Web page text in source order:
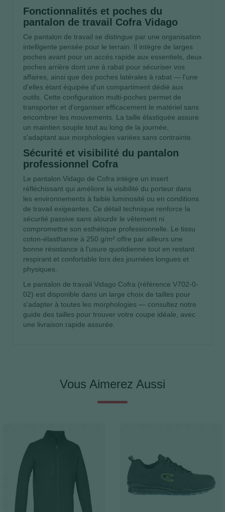
Fonctionnalités et poches du
pantalon de travail Cofra Vidago
Ce pantalon de travail se distingue par une organisation
intelligente pensée pour le terrain. Il intègre de larges
poches avant pour un accès rapide aux essentiels, deux
poches arrière dont une à rabat pour sécuriser vos
affaires, ainsi que des poches latérales à rabat — l'une
d'elles étant équipée d'un compartiment dédié aux
outils. Cette configuration multi-poches permet de
transporter et d'organiser efficacement le matériel sans
encombrer les mouvements. La taille élastiquée assure
un maintien souple tout au long de la journée,
s'adaptant aux morphologies variées sans contrainte.
Sécurité et visibilité du pantalon
professionnel Cofra
Le pantalon Vidago de Cofra intègre un insert
réfléchissant qui améliore la visibilité du porteur dans
les environnements à faible luminosité ou en conditions
de travail exigeantes. Ce détail technique renforce la
sécurité passive sans alourdir le vêtement ni
compromettre son esthétique professionnelle. Le tissu
coton-élasthanne à 250 g/m² offre par ailleurs une
bonne résistance à l'usure quotidienne tout en restant
respirant et confortable lors des journées longues et
physiques.
Le pantalon de travail Vidago Cofra (référence V702-0-
02) est disponible dans un large choix de tailles pour
s'adapter à toutes les morphologies — consultez notre
guide des tailles pour trouver votre coupe idéale, avec
une livraison rapide assurée.
Vous Aimerez Aussi